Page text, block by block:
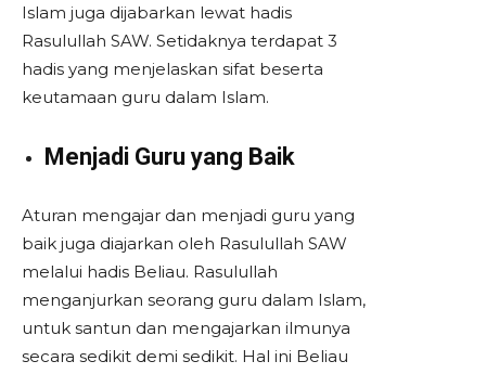
Islam juga dijabarkan lewat hadis
Rasulullah SAW. Setidaknya terdapat 3
hadis yang menjelaskan sifat beserta
keutamaan guru dalam Islam.
Menjadi Guru yang Baik
Aturan mengajar dan menjadi guru yang
baik juga diajarkan oleh Rasulullah SAW
melalui hadis Beliau. Rasulullah
menganjurkan seorang guru dalam Islam,
untuk santun dan mengajarkan ilmunya
secara sedikit demi sedikit. Hal ini Beliau